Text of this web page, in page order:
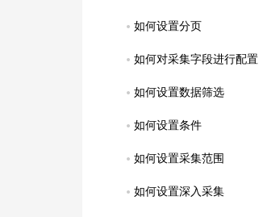
如何设置分页
如何对采集字段进行配置
如何设置数据筛选
如何设置条件
如何设置采集范围
如何设置深入采集